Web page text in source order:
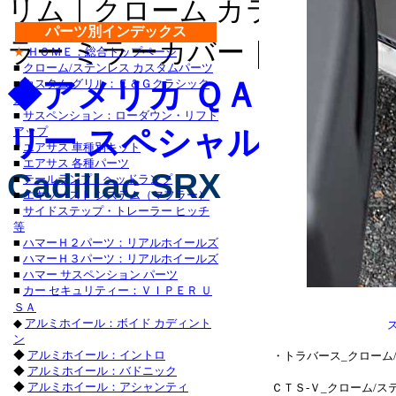
・チャージャー_クロ
グランドチェロキー_
タンドラ_クローム/ス
サーフ_クローム/ステ
クローム/ステンレス_
ステンレス_パーツ・
ステンレス_パーツ・
■レクサス：ＩＳ_２
/ステンレス_パーツ・
ステンレス_パーツ・
・トラバース_クロー
ＣＴＳ-Ｖ_クローム/ス
パーツ別インデックス
★ ＨＯＭＥ：総合トップページ
■ クローム/ステンレス カスタムパーツ
■ カスタム グリル：Ｅ＆Ｇクラシック
ス
■ サスペンション：ローダウン・リフト
アップ
■ エアサス 車種別キット
■エアサス 各種パーツ
■ テールランプ・ヘッドランプ
■エキゾースト システム（マフラー）
■ サイドステップ・トレーラー ヒッチ
等
■ ハマーＨ２パーツ：リアルホイールズ
■ ハマーＨ３パーツ：リアルホイールズ
■ ハマー サスペンション パーツ
■ カー セキュリティー：ＶＩＰＥＲ Ｕ
ＳＡ
◆ アルミホイール：ボイド カディント
ン
◆ アルミホイール：イントロ
◆ アルミホイール：バドニック
◆ アルミホイール：アシャンティ
リム｜クローム カラー ライ
ラー ミラーカバー｜クロー
◆アメリカ ＱＡＡ-ＵＳ
リー スペシャル カスタ
Cadillac SRX